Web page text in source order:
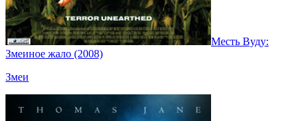
Месть Вуду:
Змеиное жало (2008)
Змеи